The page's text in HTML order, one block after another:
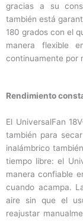
gracias a su
también está
180 grados con el
manera flexible
continuamente por
Rendimiento
El UniversalFan
también para
inalámbrico
tiempo libre: el
manera confiable
cuando acampa.
aire sin que el
reajustar